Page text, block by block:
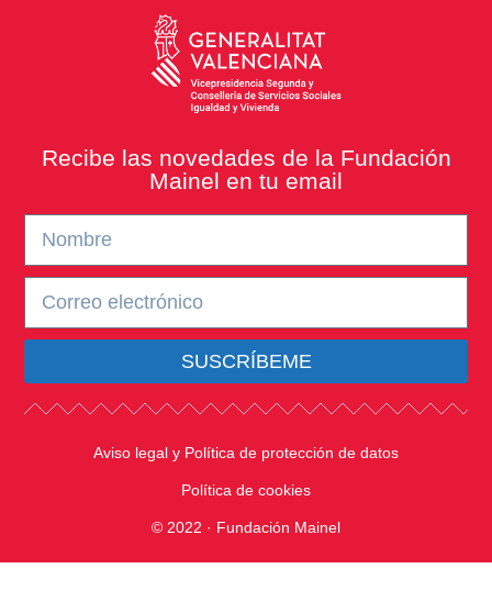
Recibe las novedades de la Fundación
Mainel en tu email
SUSCRÍBEME
Aviso legal y Política de protección de datos
Política de cookies
© 2022 · Fundación Mainel